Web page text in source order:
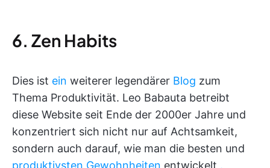
6. Zen Habits
Dies ist ein weiterer legendärer Blog zum
Thema Produktivität. Leo Babauta betreibt
diese Website seit Ende der 2000er Jahre und
konzentriert sich nicht nur auf Achtsamkeit,
sondern auch darauf, wie man die besten und
produktivsten Gewohnheiten entwickelt .